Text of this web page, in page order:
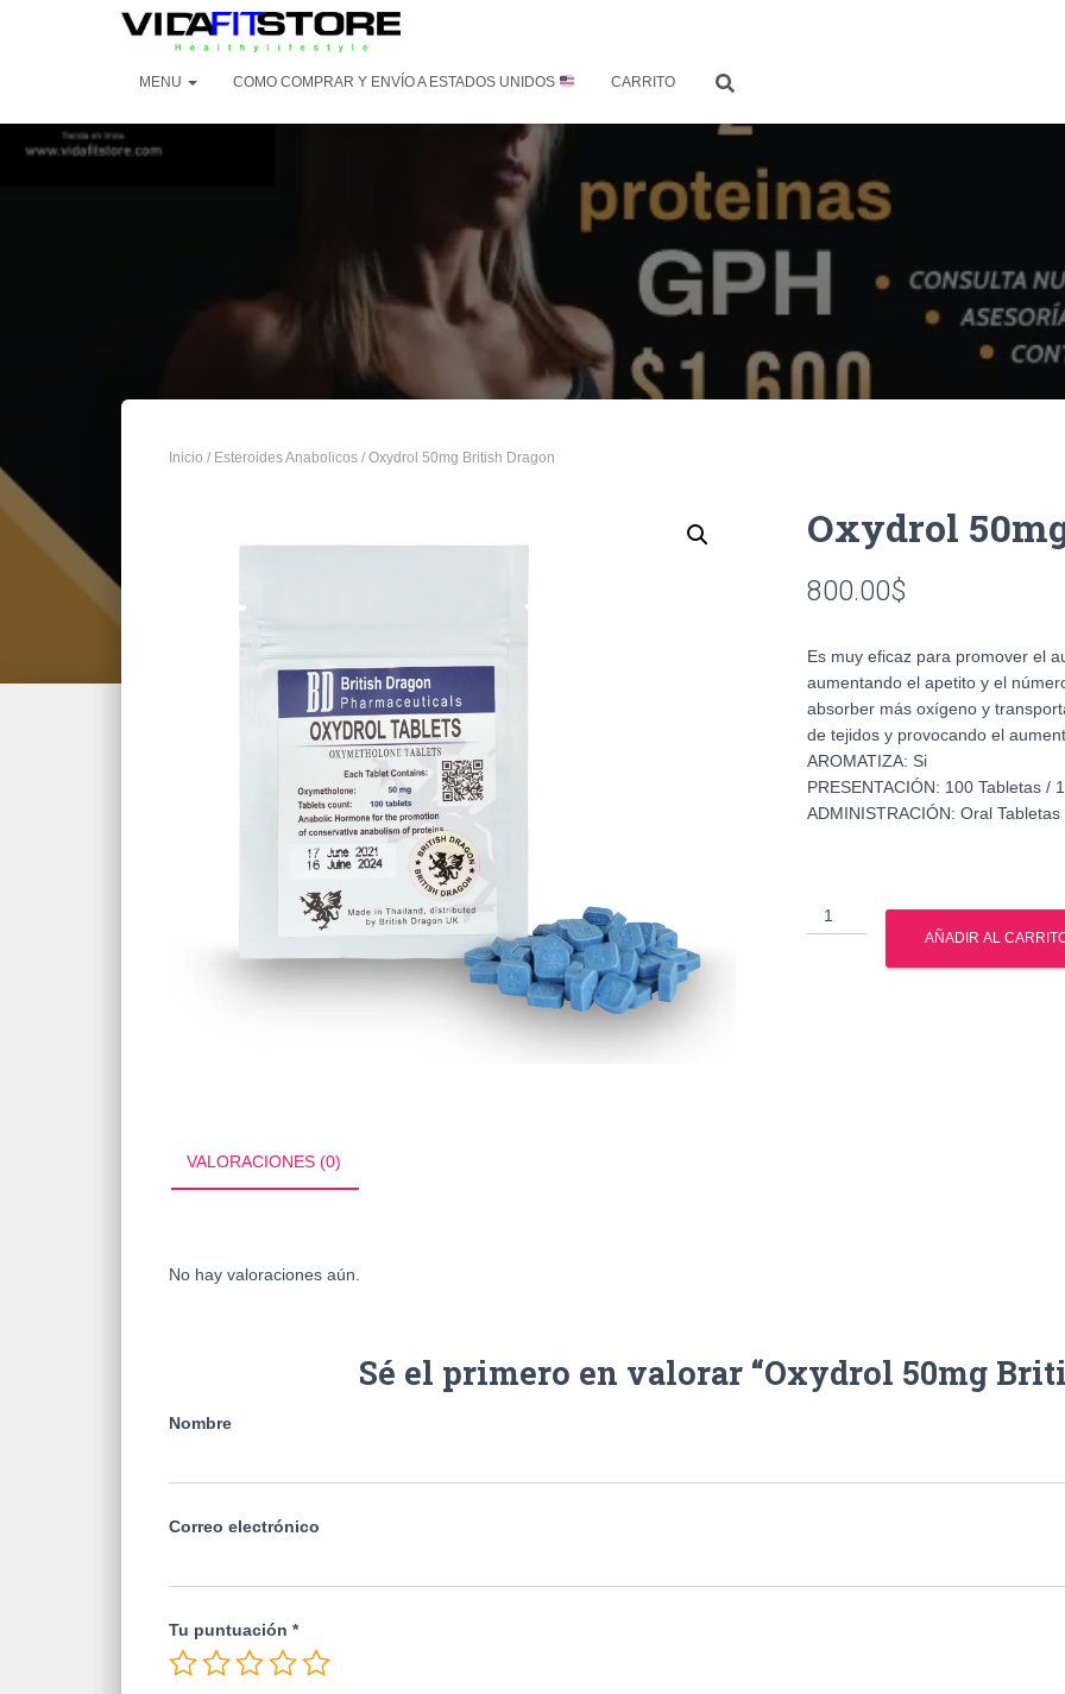
MENU COMO COMPRAR Y ENVÍO A ESTADOS UNIDOS CARRITO
Inicio / Esteroides Anabolicos / Oxydrol 50mg British Dragon
Oxydrol
800.00$
Es muy eficaz para promover el
aumentando el apetito y el
absorber más oxígeno y
de tejidos y provocando el
AROMATIZA: Si
PRESENTACIÓN: 100 Tabletas /
ADMINISTRACIÓN: Oral Tabletas
Oxydrol
50mg
AÑADIR AL
VALORACIONES (0)
No hay valoraciones aún.
Sé el primero en valorar “Oxydrol 50mg
Nombre
Correo electrónico
Tu puntuación *